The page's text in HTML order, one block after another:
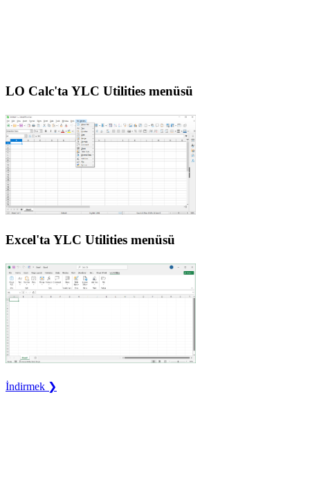
LO Calc'ta YLC Utilities menüsü
Excel'ta YLC Utilities menüsü
İndirmek ❯